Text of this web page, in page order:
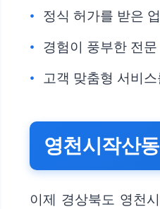
정식 허가를 받은
경험이 풍부한 전
고객 맞춤형 서비
영천시작산
이제 경상북도 영천